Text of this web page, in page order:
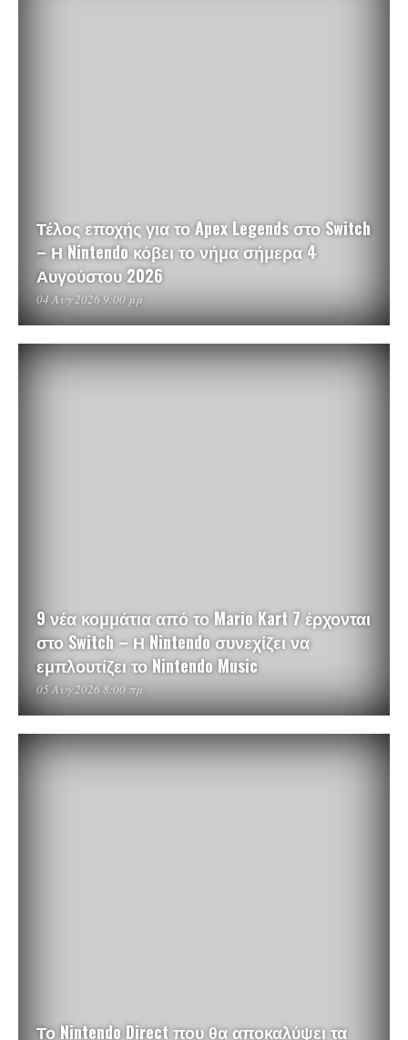
Τέλος εποχής για το Apex Legends στο Switch
– Η Nintendo κόβει το νήμα σήμερα 4
Αυγούστου 2026
04 Αυγ 2026 9:00 μμ
9 νέα κομμάτια από το Mario Kart 7 έρχονται
στο Switch – Η Nintendo συνεχίζει να
εμπλουτίζει το Nintendo Music
05 Αυγ 2026 8:00 πμ
Το Nintendo Direct που θα αποκαλύψει τα